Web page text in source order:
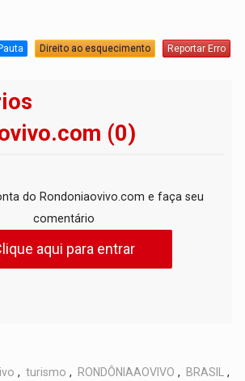
Direito ao esquecimento Reportar Erro
(0)
do Rondoniaovivo.com e faça seu
comentário
aqui para entrar
, turismo , RONDÔNIAAOVIVO , BRASIL ,